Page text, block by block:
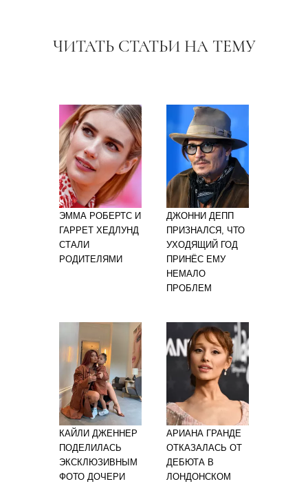
ЧИТАТЬ СТАТЬИ НА ТЕМУ
ЭММА РОБЕРТС И
ГАРРЕТ ХЕДЛУНД
СТАЛИ
РОДИТЕЛЯМИ
ДЖОННИ ДЕПП
ПРИЗНАЛСЯ, ЧТО
УХОДЯЩИЙ ГОД
ПРИНЁС ЕМУ
НЕМАЛО
ПРОБЛЕМ
КАЙЛИ ДЖЕННЕР
ПОДЕЛИЛАСЬ
ЭКСКЛЮЗИВНЫМ
ФОТО ДОЧЕРИ
АРИАНА ГРАНДЕ
ОТКАЗАЛАСЬ ОТ
ДЕБЮТА В
ЛОНДОНСКОМ